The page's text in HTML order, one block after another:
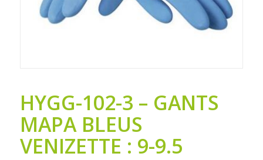
HYGG-102-3 – GANTS
MAPA BLEUS
VENIZETTE : 9-9.5